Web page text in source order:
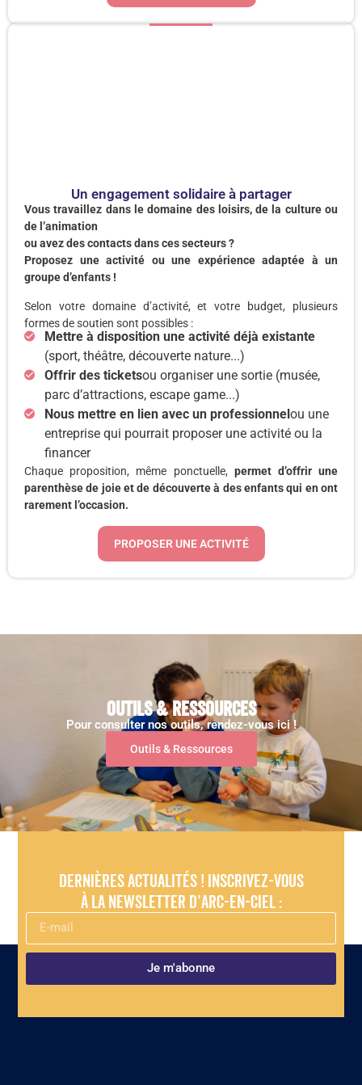
Un engagement solidaire à partager
Vous travaillez dans le domaine des loisirs, de la culture ou
de l’animation
ou avez des contacts dans ces secteurs ?
Proposez une activité ou une expérience adaptée à un
groupe d’enfants !
Selon votre domaine d’activité, et votre budget, plusieurs
formes de soutien sont possibles :
Mettre à disposition une activité déjà existante
(sport, théâtre, découverte nature...)
Offrir des ticketsou organiser une sortie (musée,
parc d’attractions, escape game...)
Nous mettre en lien avec un professionnelou une
entreprise qui pourrait proposer une activité ou la
financer
Chaque proposition, même ponctuelle, permet d’offrir une
parenthèse de joie et de découverte à des enfants qui en ont
rarement l’occasion.
PROPOSER UNE ACTIVITÉ
Outils & ressources
Pour consulter nos outils, rendez-vous ici !
Outils & Ressources
Dernières actualités ! Inscrivez-vous
à la newsletter d’Arc-en-Ciel :
Je m'abonne